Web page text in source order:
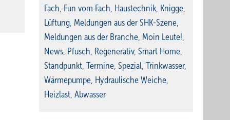
Fach, Fun vom Fach, Haustechnik, Knigge,
Lüftung, Meldungen aus der SHK-Szene,
Meldungen aus der Branche, Moin Leute!,
News, Pfusch, Regenerativ, Smart Home,
Standpunkt, Termine, Spezial, Trinkwasser,
Wärmepumpe, Hydraulische Weiche,
Heizlast, Abwasser